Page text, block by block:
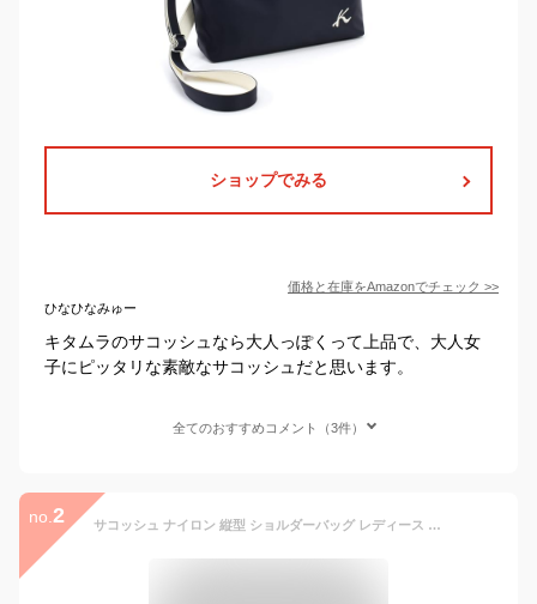
ショップでみる
価格と在庫をAmazonでチェック >>
ひなひなみゅー
キタムラのサコッシュなら大人っぽくって上品で、大人女
子にピッタリな素敵なサコッシュだと思います。
全てのおすすめコメント（3件）
no. 2 サコッシュ ナイロン 縦型 ショルダーバッグ レディース 日本製 栃木レザー HALEINE 【名入れ 可能】ボディバッグ ブランド 牛革 本革 女性 ミニバッグ 斜め掛け 卒業 記念品 ギフト プレゼント 4FB (07000371r)